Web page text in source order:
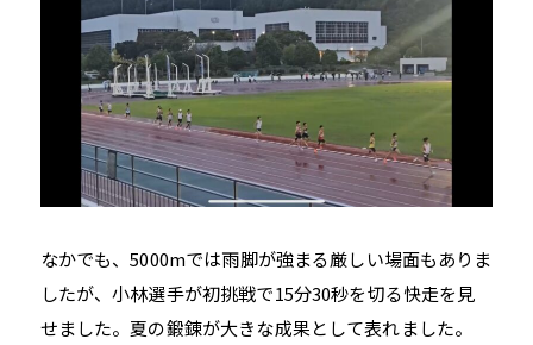
なかでも、5000mでは雨脚が強まる厳しい場面もありま
したが、小林選手が初挑戦で15分30秒を切る快走を見
せました。夏の鍛錬が大きな成果として表れました。